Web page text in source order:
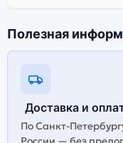
Полезная
Доставка и
По Санкт-